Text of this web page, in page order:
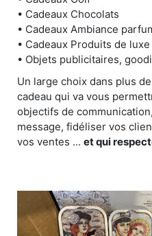
• Cadeaux Chocolats
• Cadeaux Ambiance
• Cadeaux Produits de luxe
• Objets publicitaires,
Un large choix dans plus
cadeau qui va vous
objectifs de
message, fidéliser vos
vos ventes ... et qui